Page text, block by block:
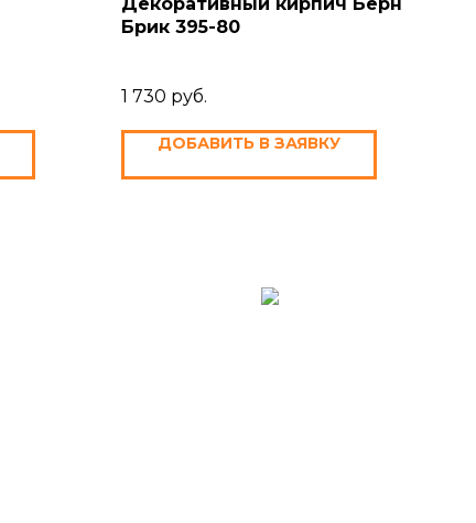
Брик 395-80
1 730 руб.
ДОБАВИТЬ В ЗАЯВКУ